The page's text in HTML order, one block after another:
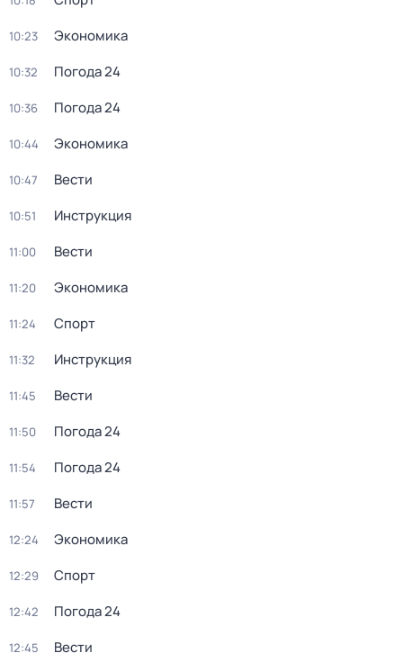
10:23 Экономика
10:32 Погода 24
10:36 Погода 24
10:44 Экономика
10:47 Вести
10:51 Инструкция
11:00 Вести
11:20 Экономика
11:24 Спорт
11:32 Инструкция
11:45 Вести
11:50 Погода 24
11:54 Погода 24
11:57 Вести
12:24 Экономика
12:29 Спорт
12:42 Погода 24
12:45 Вести